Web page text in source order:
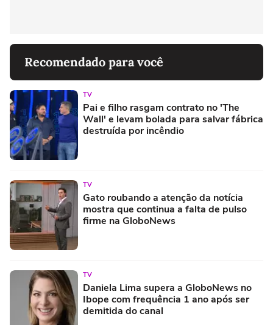
Recomendado para você
TV
Pai e filho rasgam contrato no 'The
Wall' e levam bolada para salvar fábrica
destruída por incêndio
TV
Gato roubando a atenção da notícia
mostra que continua a falta de pulso
firme na GloboNews
TV
Daniela Lima supera a GloboNews no
Ibope com frequência 1 ano após ser
demitida do canal